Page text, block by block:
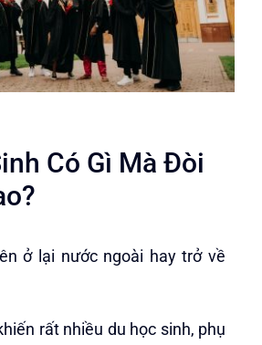
Có Gì Mà Đòi
ở lại nước ngoài hay trở về
rất nhiều du học sinh, phụ